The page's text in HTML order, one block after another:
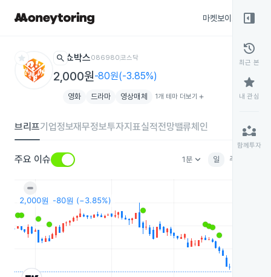
마켓보이스
star search 쇼박스086980코스닥
2,000원-80원(-3.85%)
영화 드라마 영상매체 1개 테마 더보기 add
브리프기업정보재무정보투자지표실적전망밸류체인
주요 이슈 1분keyboard_arrow_down 일 주
right_panel_open
history
최근 본
star
내 관심
partner_exchange
함께투자